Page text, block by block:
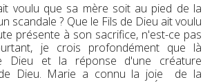
voulu que sa mère soit au pied de la
scandale ? Que le Fils de Dieu ait voulu
présente à son sacrifice, n'est-ce pas
je crois profondément que là
Dieu et la réponse d'une créature
Dieu. Marie a connu la joie de la